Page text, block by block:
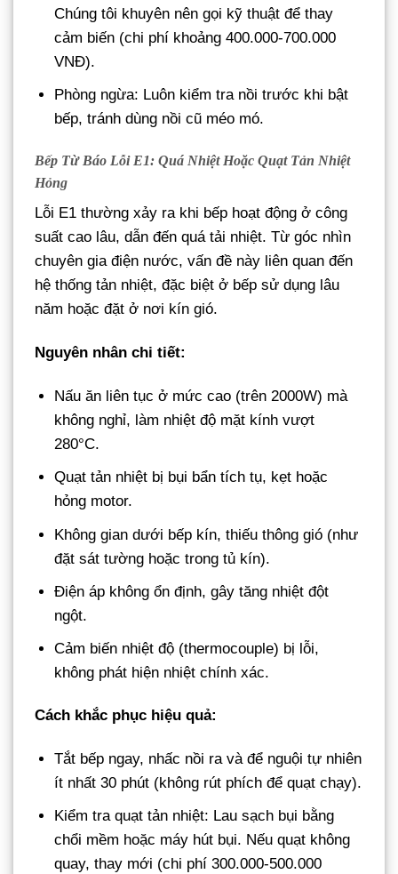
Chúng tôi khuyên nên gọi kỹ thuật để thay
cảm biến (chi phí khoảng 400.000-700.000
VNĐ).
Phòng ngừa: Luôn kiểm tra nồi trước khi bật
bếp, tránh dùng nồi cũ méo mó.
Bếp Từ Báo Lỗi E1: Quá Nhiệt Hoặc Quạt Tản Nhiệt
Hỏng
Lỗi E1 thường xảy ra khi bếp hoạt động ở công
suất cao lâu, dẫn đến quá tải nhiệt. Từ góc nhìn
chuyên gia điện nước, vấn đề này liên quan đến
hệ thống tản nhiệt, đặc biệt ở bếp sử dụng lâu
năm hoặc đặt ở nơi kín gió.
Nguyên nhân chi tiết:
Nấu ăn liên tục ở mức cao (trên 2000W) mà
không nghỉ, làm nhiệt độ mặt kính vượt
280°C.
Quạt tản nhiệt bị bụi bẩn tích tụ, kẹt hoặc
hỏng motor.
Không gian dưới bếp kín, thiếu thông gió (như
đặt sát tường hoặc trong tủ kín).
Điện áp không ổn định, gây tăng nhiệt đột
ngột.
Cảm biến nhiệt độ (thermocouple) bị lỗi,
không phát hiện nhiệt chính xác.
Cách khắc phục hiệu quả:
Tắt bếp ngay, nhấc nồi ra và để nguội tự nhiên
ít nhất 30 phút (không rút phích để quạt chạy).
Kiểm tra quạt tản nhiệt: Lau sạch bụi bằng
chổi mềm hoặc máy hút bụi. Nếu quạt không
quay, thay mới (chi phí 300.000-500.000